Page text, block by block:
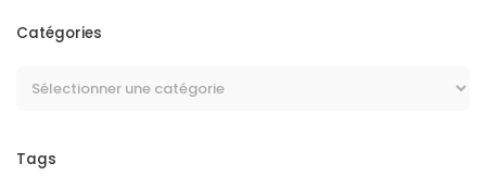
Catégories
Tags